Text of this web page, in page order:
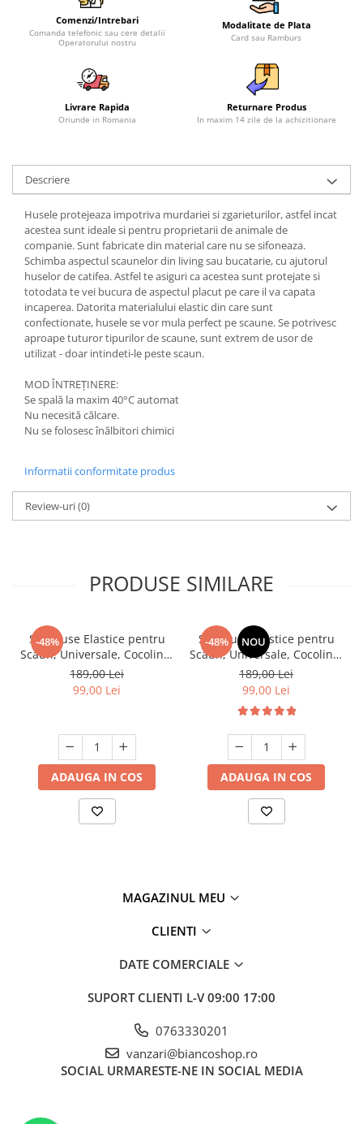
Comenzi/Intrebari
Comanda telefonic sau cere detalii
Operatorului nostru
Modalitate de Plata
Card sau Ramburs
Livrare Rapida
Oriunde in Romania
Returnare Produs
In maxim 14 zile de la achizitionare
Descriere
Husele protejeaza impotriva murdariei si zgarieturilor, astfel incat
acestea sunt ideale si pentru proprietarii de animale de
companie. Sunt fabricate din material care nu se sifoneaza.
Schimba aspectul scaunelor din living sau bucatarie, cu ajutorul
huselor de catifea. Astfel te asiguri ca acestea sunt protejate si
totodata te vei bucura de aspectul placut pe care il va capata
incaperea. Datorita materialului elastic din care sunt
confectionate, husele se vor mula perfect pe scaune. Se potrivesc
aproape tuturor tipurilor de scaune, sunt extrem de usor de
utilizat - doar intindeti-le peste scaun.
MOD ÎNTREŢINERE:
Se spală la maxim 40°C automat
Nu necesită călcare.
Nu se folosesc înălbitori chimici
Informatii conformitate produs
Review-uri(0)
PRODUSE SIMILARE
-48%
Set, Huse Elastice pentru
Scaun, Universale, Cocolino,
6 buc. Maro
189,00 Lei
99,00 Lei
ADAUGA IN COS
-48% NOU
Set, Huse Elastice pentru
Scaun, Universale, Cocolino,
6 buc, Ciocolatiu
189,00 Lei
99,00 Lei
ADAUGA IN COS
MAGAZINUL MEU
CLIENTI
DATE COMERCIALE
SUPORT CLIENTI L-V 09:00 17:00
0763330201
vanzari@biancoshop.ro
SOCIAL URMARESTE-NE IN SOCIAL MEDIA